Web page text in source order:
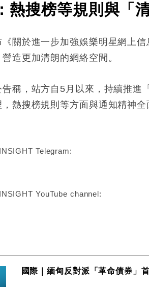
熱搜榜等規則與「
關於進一步加強娛樂明星網上
造更加清朗的網絡空間。
稱，站方自5月以來，持續推
熱搜榜規則等方面與通知精神
Telegram:
YouTube channel:
國際｜緬甸反對派「革命債券」